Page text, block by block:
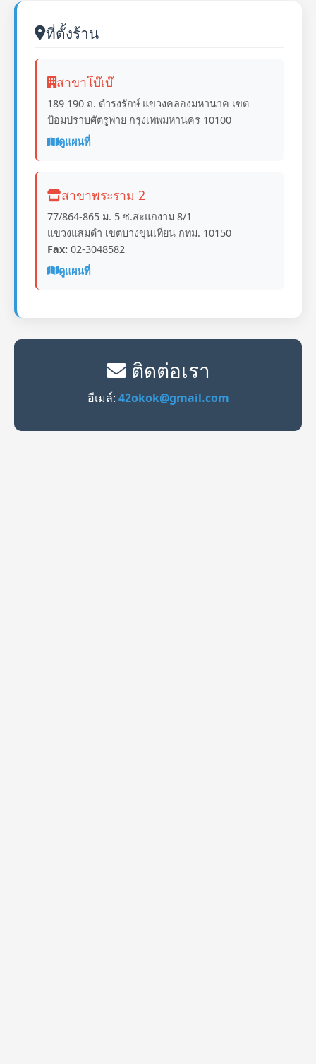
ที่ตั้งร้าน
สาขาโบ๊เบ๊
189 190 ถ. ดำรงรักษ์ แขวงคลองมหานาค เขต
ป้อมปราบศัตรูพ่าย กรุงเทพมหานคร 10100
ดูแผนที่
สาขาพระราม 2
77/864-865 ม. 5 ซ.สะแกงาม 8/1
แขวงแสมดำ เขตบางขุนเทียน กทม. 10150
Fax: 02-3048582
ดูแผนที่
ติดต่อเรา
อีเมล์: 42okok@gmail.com